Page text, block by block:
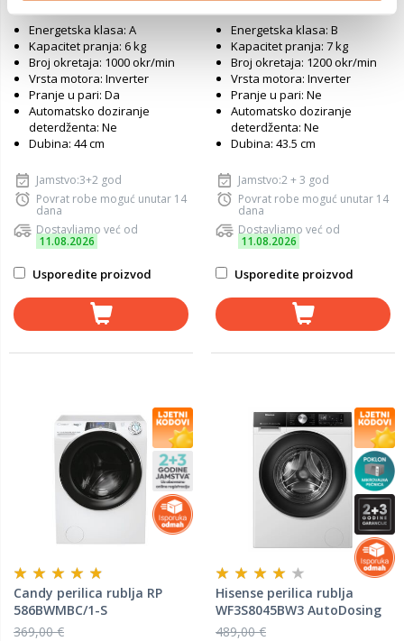
Energetska klasa: A
Kapacitet pranja: 6 kg
Broj okretaja: 1000 okr/min
Vrsta motora: Inverter
Pranje u pari: Da
Automatsko doziranje
deterdženta: Ne
Dubina: 44 cm
Jamstvo:3+2 god
Povrat robe moguć unutar 14
dana
Dostavljamo već od
11.08.2026
Usporedite proizvod
Energetska klasa: B
Kapacitet pranja: 7 kg
Broj okretaja: 1200 okr/min
Vrsta motora: Inverter
Pranje u pari: Ne
Automatsko doziranje
deterdženta: Ne
Dubina: 43.5 cm
Jamstvo:2 + 3 god
Povrat robe moguć unutar 14
dana
Dostavljamo već od
11.08.2026
Usporedite proizvod
Candy perilica rublja RP
586BWMBC/1-S
369,00 €
Hisense perilica rublja
WF3S8045BW3 AutoDosing
489,00 €